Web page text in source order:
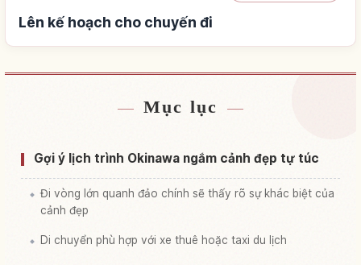
Lên kế hoạch cho chuyến đi
Tìm chỗ ở↗
Tìm trải nghiệm↗
Mục lục
Gợi ý lịch trình Okinawa ngắm cảnh đẹp tự túc
Đi vòng lớn quanh đảo chính sẽ thấy rõ sự khác biệt của
cảnh đẹp
Di chuyển phù hợp với xe thuê hoặc taxi du lịch